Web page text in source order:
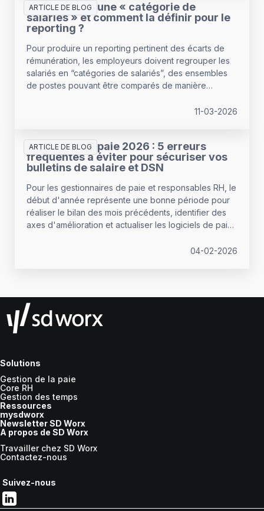
ARTICLE DE BLOG
Qu’est-ce qu’une « catégorie de
salariés » et comment la définir pour le
reporting ?
Pour produire un reporting pertinent des écarts de
rémunération, les employeurs doivent regrouper les
salariés en “catégories de salariés”, des ensembles
de postes pouvant être comparés de manière
11-03-2026
ARTICLE DE BLOG
Gestion de la paie 2026 : 5 erreurs
fréquentes à éviter pour sécuriser vos
bulletins de salaire et DSN
Pour les gestionnaires de paie et responsables RH, le
début d'année représente une bonne période pour
réaliser le bilan des mois précédents, identifier des
axes d'amélioration et actualiser les logiciels de paie
importance de la communication avec le client interne
l’année sur les meilleures bases.
04-02-2026
Solutions
Gestion de la paie
Core RH
Gestion des temps
Ressources
mysdworx
Newsletter SD Worx
A propos de SD Worx
Travailler chez SD Worx
Contactez-nous
Suivez-nous